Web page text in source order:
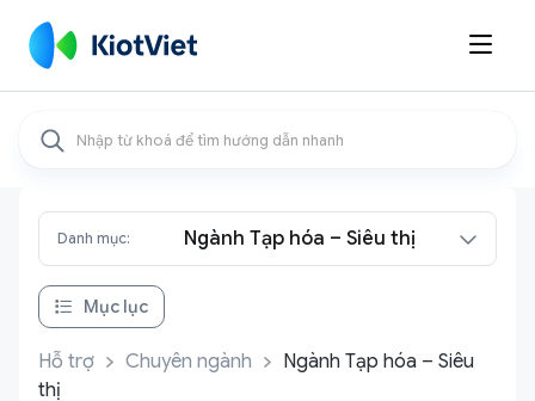

Danh mục: Ngành Tạp hóa – Siêu thị
Mục lục
Hỗ trợ Chuyên ngành
Ngành Tạp hóa – Siêu
thị